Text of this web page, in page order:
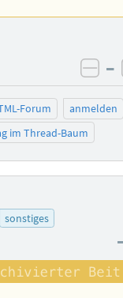
–
Forum
anmelden
im Thread-Baum
sonstiges